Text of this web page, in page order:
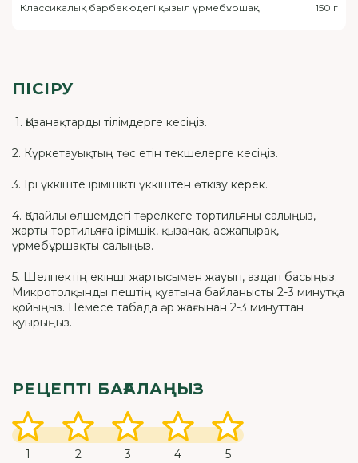
Классикалық барбекюдегі қызыл үрмебұршақ 150 г
ПІСІРУ
1. Қызанақтарды тілімдерге кесіңіз.
2. Күркетауықтың төс етін текшелерге кесіңіз.
3. Ірі үккіште ірімшікті үккіштен өткізу керек.
4. Қолайлы өлшемдегі тәрелкеге тортильяны салыңыз,
жарты тортильяға ірімшік, қызанақ, асжапырақ,
үрмебұршақты салыңыз.
5. Шелпектің екінші жартысымен жауып, аздап басыңыз.
Микротолқынды пештің қуатына байланысты 2-3 минутқа
қойыңыз. Немесе табада әр жағынан 2-3 минуттан
қуырыңыз.
РЕЦЕПТІ БАҒАЛАҢЫЗ
1 2 3 4 5